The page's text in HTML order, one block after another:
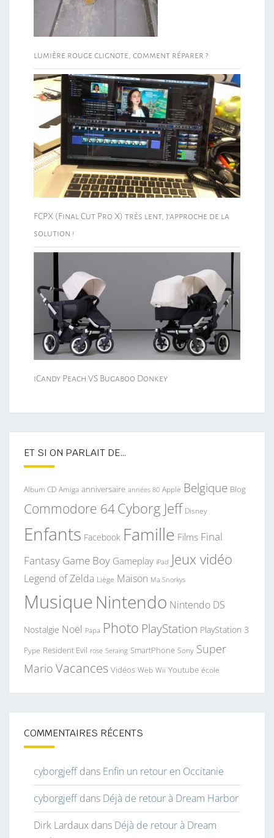
lumière rouge clignote, comment réparer ?
FCPX (Final Cut Pro X) très lent, j’approche de la
solution !
iCandy Peach VS Bugaboo Donkey
ET SI ON PARLAIT DE…
Album CD Amiga anniversaire années 80 Apple Belgique Blog
Commodore 64Cyborg Jeff Disney
Enfants Facebook Famille Films Final
Fantasy Game Boy Gameplay iPad Jeux vidéo
Legend of Zelda Liège Maison Ma Snorkys
MusiqueNintendo Nintendo DS
Nostalgie Noël Papa Photo PlayStation PlayStation 3
Pype Resident Evil rose Seraing SmartPhone Sony Super
Mario Vacances Vidéos Web Wii Youtube école
COMMENTAIRES RÉCENTS
cyborgjeffdans Enfin un retour en Occitanie
cyborgjeffdans Déjà de retour à Dream Harbor
Dirk Lardaux dans Déjà de retour à Dream